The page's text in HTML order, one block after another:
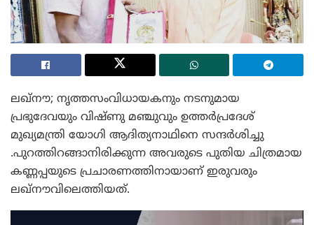
ലഖ്‌നൗ; നൃത്തസംവിധായകനും നടനുമായ
പ്രഭുദേവയും വിഷ്ണു മഞ്ചുവും ഉത്തർപ്രദേശ്
മുഖ്യമന്ത്രി യോഗി ആദിത്യനാഥിനെ സന്ദർശിച്ചു
.പുറത്തിറങ്ങാനിരിക്കുന്ന അവരുടെ പുതിയ ചിത്രമായ
കണ്ണപ്പയുടെ പ്രചാരണത്തിനായാണ് ഇരുവരും
ലഖ്‌നൗവിലെത്തിയത്.